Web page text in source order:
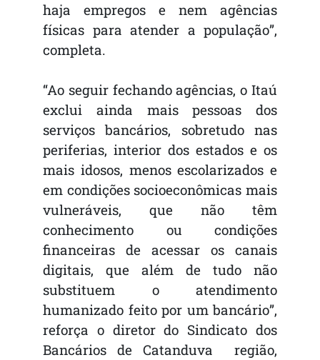
haja empregos e nem agências
físicas para atender a população”,
completa.
“Ao seguir fechando agências, o Itaú
exclui ainda mais pessoas dos
serviços bancários, sobretudo nas
periferias, interior dos estados e os
mais idosos, menos escolarizados e
em condições socioeconômicas mais
vulneráveis, que não têm
conhecimento ou condições
financeiras de acessar os canais
digitais, que além de tudo não
substituem o atendimento
humanizado feito por um bancário”,
reforça o diretor do Sindicato dos
Bancários de Catanduva região,